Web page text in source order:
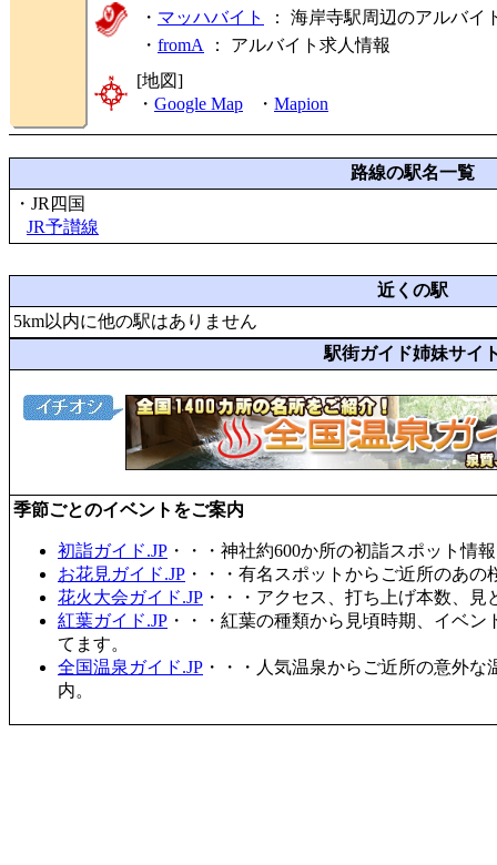
・ マッハバイト
： 海岸寺駅周辺のアルバイ
・ fromA ： アルバイト求人情報
[地図]
・ Google Map ・ Mapion
路線の駅名一覧
・JR四国
JR予讃線
近くの駅
5km以内に他の駅はありません
駅街ガイド姉妹サイ
季節ごとのイベントをご案内
初詣ガイド.JP ・・・神社約600か所の初詣スポット情
お花見ガイド.JP ・・・有名スポットからご近所のあ
花火大会ガイド.JP ・・・アクセス、打ち上げ本数、
紅葉ガイド.JP ・・・紅葉の種類から見頃時期、イベ
てます。
全国温泉ガイド.JP ・・・人気温泉からご近所の意外
内。